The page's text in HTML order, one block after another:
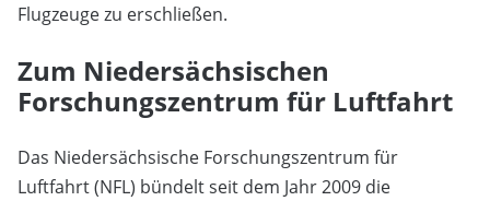
Flugzeuge zu erschließen.
Zum Niedersächsischen
Forschungszentrum für Luftfahrt
Das Niedersächsische Forschungszentrum für
Luftfahrt (NFL) bündelt seit dem Jahr 2009 die